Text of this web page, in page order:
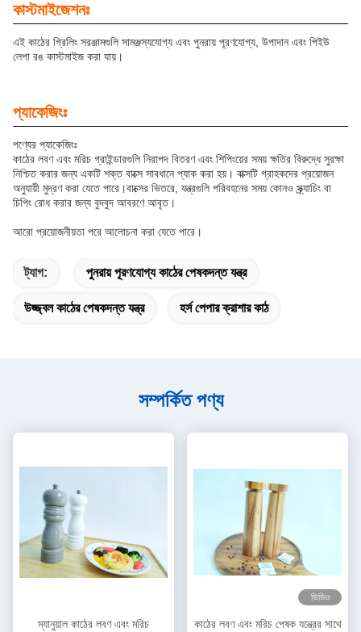
কাস্টমাইজেশনঃ
এই কাঠের গ্রিলিং সরঞ্জামগুলি সামঞ্জস্যযোগ্য এবং পুনরায় পূরণযোগ্য, উপাদান এবং পিইউ
লেপা রঙ কাস্টমাইজ করা যায়।
প্যাকেজিংঃ
পণ্যের প্যাকেজিংঃ
কাঠের লবণ এবং মরিচ গ্রাইন্ডারগুলি নিরাপদ বিতরণ এবং শিপিংয়ের সময় ক্ষতির বিরুদ্ধে সুরক্ষা
নিশ্চিত করার জন্য একটি শক্ত বাক্সে সাবধানে প্যাক করা হয়। বাক্সটি গ্রাহকদের প্রয়োজন
অনুযায়ী মুদ্রণ করা যেতে পারে।বাক্সের ভিতরে, যন্ত্রগুলি পরিবহনের সময় কোনও স্ক্র্যাচিং বা
চিপিং রোধ করার জন্য বুদবুদ আবরণে আবৃত।
আরো প্রয়োজনীয়তা পরে আলোচনা করা যেতে পারে।
ট্যাগ: পুনরায় পূরণযোগ্য কাঠের পেষকদন্ত যন্ত্র
উজ্জ্বল কাঠের পেষকদন্ত যন্ত্র হর্স পেপার ক্রাশার কাঠ
সম্পর্কিত পণ্য
ম্যানুয়াল কাঠের লবণ এবং মরিচ
ভিডিও
কাঠের লবণ এবং মরিচ পেষক যন্ত্রের সাথে